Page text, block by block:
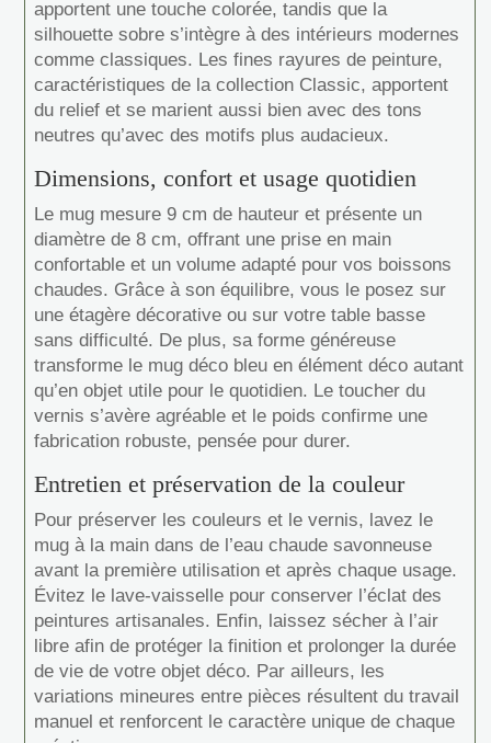
apportent une touche colorée, tandis que la
silhouette sobre s’intègre à des intérieurs modernes
comme classiques. Les fines rayures de peinture,
caractéristiques de la collection Classic, apportent
du relief et se marient aussi bien avec des tons
neutres qu’avec des motifs plus audacieux.
Dimensions, confort et usage quotidien
Le mug mesure 9 cm de hauteur et présente un
diamètre de 8 cm, offrant une prise en main
confortable et un volume adapté pour vos boissons
chaudes. Grâce à son équilibre, vous le posez sur
une étagère décorative ou sur votre table basse
sans difficulté. De plus, sa forme généreuse
transforme le mug déco bleu en élément déco autant
qu’en objet utile pour le quotidien. Le toucher du
vernis s’avère agréable et le poids confirme une
fabrication robuste, pensée pour durer.
Entretien et préservation de la couleur
Pour préserver les couleurs et le vernis, lavez le
mug à la main dans de l’eau chaude savonneuse
avant la première utilisation et après chaque usage.
Évitez le lave-vaisselle pour conserver l’éclat des
peintures artisanales. Enfin, laissez sécher à l’air
libre afin de protéger la finition et prolonger la durée
de vie de votre objet déco. Par ailleurs, les
variations mineures entre pièces résultent du travail
manuel et renforcent le caractère unique de chaque